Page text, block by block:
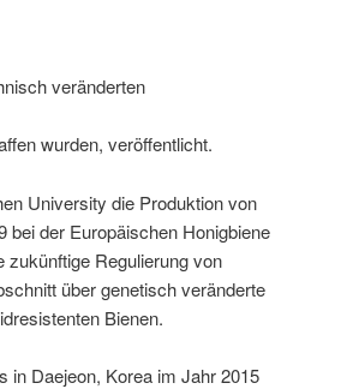
veränderten
wurden, veröffentlicht.
University die Produktion von
der Europäischen Honigbiene
zukünftige Regulierung von
über genetisch veränderte
Bienen.
in Daejeon, Korea im Jahr 2015